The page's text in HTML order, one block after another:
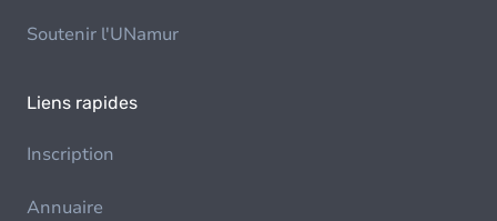
Soutenir l'UNamur
Liens rapides
Inscription
Annuaire